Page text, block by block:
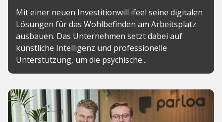
Mit einer neuen Investitionwill ifeel seine digitalen
Lösungen für das Wohlbefinden am Arbeitsplatz
ausbauen. Das Unternehmen setzt dabei auf
künstliche Intelligenz und professionelle
Unterstützung, um die psychische...